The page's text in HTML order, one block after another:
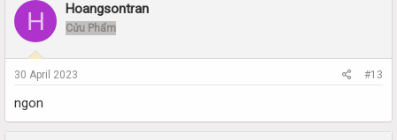
H Hoangsontran
Cửu Phẩm
30 April 2023 #13
ngon